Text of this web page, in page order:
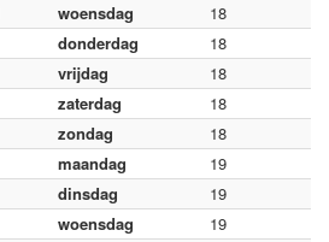
woensdag
18
donderdag
18
vrijdag
18
zaterdag
18
zondag
18
maandag
19
dinsdag
19
woensdag
19